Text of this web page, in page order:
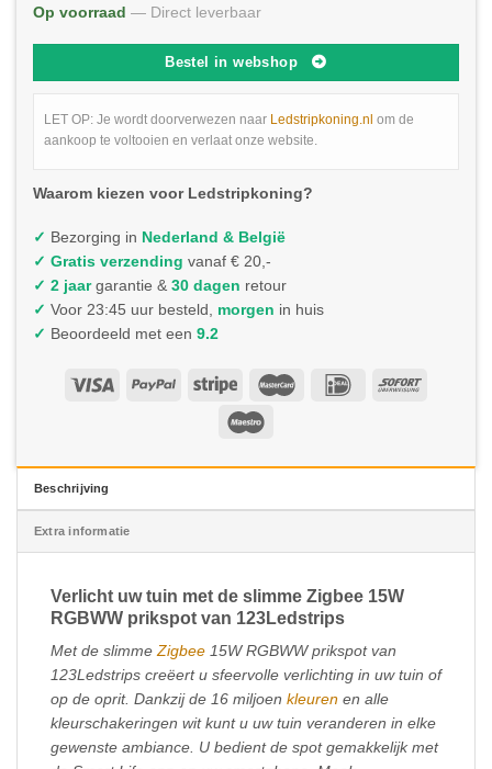
Op voorraad — Direct leverbaar
Bestel in webshop
LET OP: Je wordt doorverwezen naar Ledstripkoning.nl om de
aankoop te voltooien en verlaat onze website.
Waarom kiezen voor Ledstripkoning?
✓ Bezorging in Nederland & België
✓ Gratis verzending vanaf € 20,-
✓ 2 jaargarantie & 30 dagen retour
✓ Voor 23:45 uur besteld, morgen in huis
✓ Beoordeeld met een 9.2
Beschrijving
Extra informatie
Verlicht uw tuin met de slimme Zigbee 15W
RGBWW prikspot van 123Ledstrips
Met de slimme Zigbee 15W RGBWW prikspot van
123Ledstrips creëert u sfeervolle verlichting in uw tuin of
op de oprit. Dankzij de 16 miljoen kleuren en alle
kleurschakeringen wit kunt u uw tuin veranderen in elke
gewenste ambiance. U bedient de spot gemakkelijk met